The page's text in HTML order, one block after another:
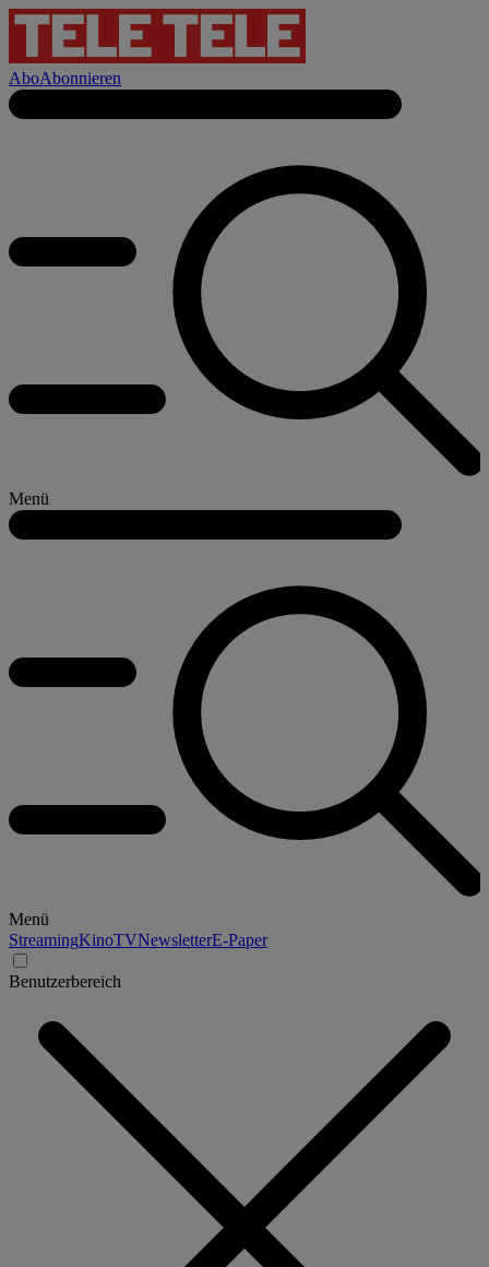
AboAbonnieren
Menü
Menü
StreamingKinoTVNewsletterE-Paper
Benutzerbereich